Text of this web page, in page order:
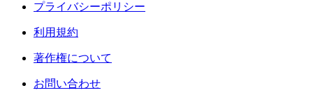
プライバシーポリシー
利用規約
著作権について
お問い合わせ